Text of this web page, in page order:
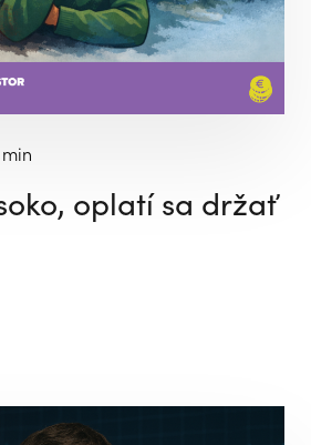
oplatí sa držať